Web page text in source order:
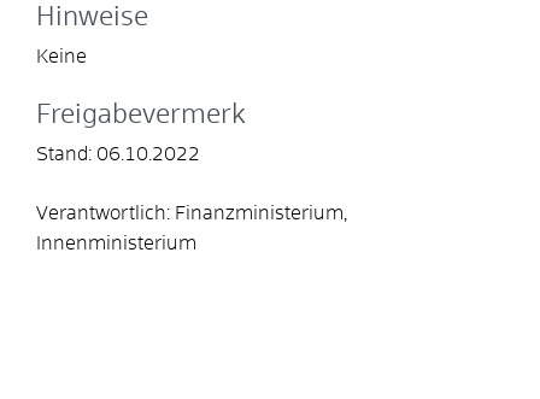
Hinweise
Keine
Freigabevermerk
Stand: 06.10.2022
Verantwortlich: Finanzministerium,
Innenministerium